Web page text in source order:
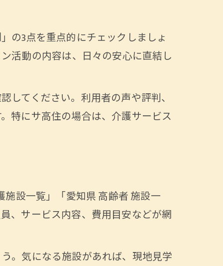
の3点を重点的にチェックしましょ
活動の内容は、日々の安心に直結し
てください。利用者の声や評判、
特にサ高住の場合は、介護サービス
設一覧」「愛知県 高齢者 施設一
、サービス内容、費用目安などが網
。気になる施設があれば、現地見学